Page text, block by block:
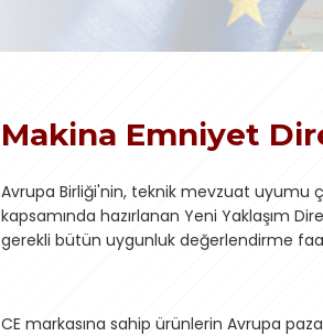
Makina Emniyet
Avrupa Birliği'nin, teknik mevzuat uyumu
kapsamında hazırlanan Yeni Yaklaşım
gerekli bütün uygunluk değerlendirme
CE markasına sahip ürünlerin Avrupa